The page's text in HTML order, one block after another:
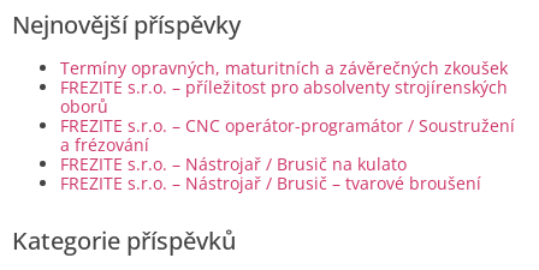
Nejnovější příspěvky
Termíny opravných, maturitních a závěrečných zkoušek
FREZITE s.r.o. – příležitost pro absolventy strojírenských
oborů
FREZITE s.r.o. – CNC operátor-programátor / Soustružení
a frézování
FREZITE s.r.o. – Nástrojař / Brusič na kulato
FREZITE s.r.o. – Nástrojař / Brusič – tvarové broušení
Kategorie příspěvků